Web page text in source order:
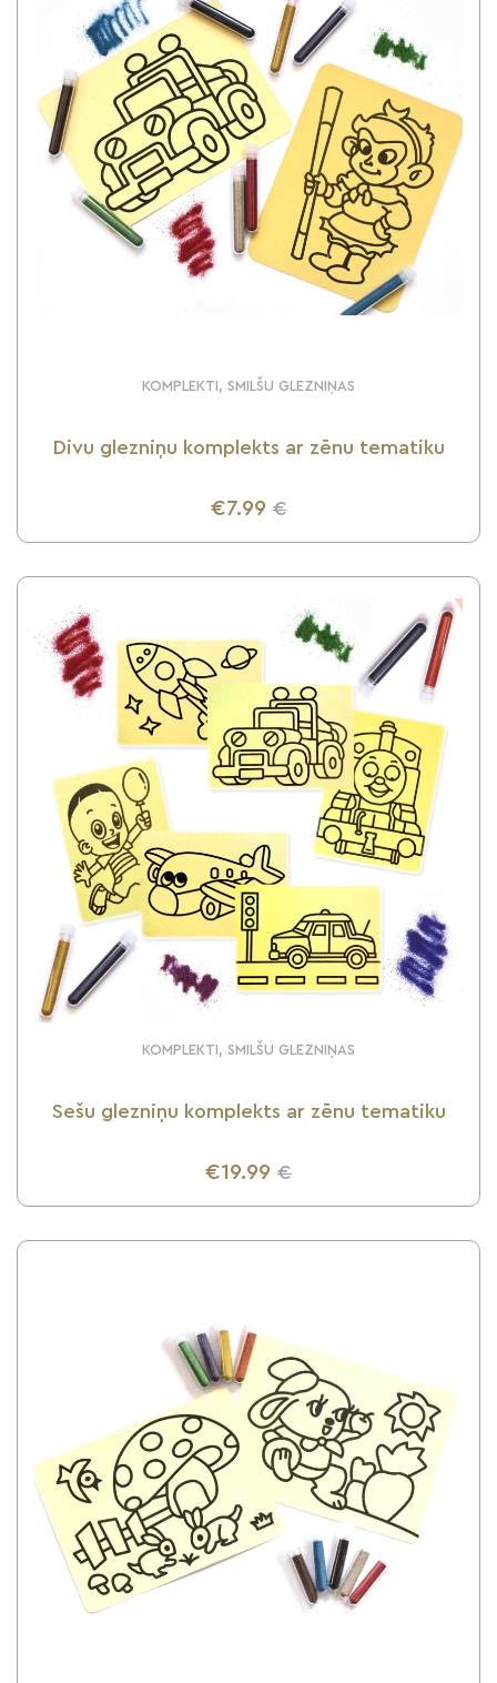
KOMPLEKTI, SMILŠU GLEZNIŅAS
Divu glezniņu komplekts ar zēnu tematiku
€7.99 €
UZZINI VAIRĀK
KOMPLEKTI, SMILŠU GLEZNIŅAS
Sešu glezniņu komplekts ar zēnu tematiku
€19.99 €
UZZINI VAIRĀK